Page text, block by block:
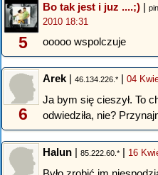
5
Bo tak jest i juz ....;) |
2010 18:31
ooooo wspolczuje
6
Arek | 46.134.226.* | 04
Ja bym się cieszył. To
odwiedziła, nie?
Halun | 85.222.60.* | 16